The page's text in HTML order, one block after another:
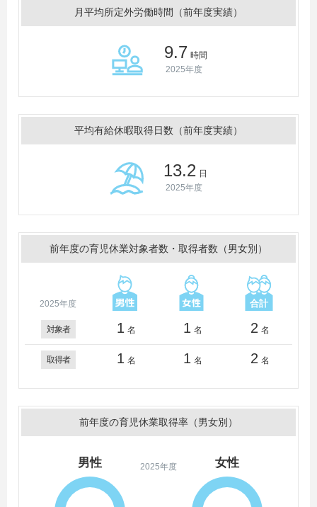
月平均所定外労働時間（前年度実績）
9.7 時間
2025年度
平均有給休暇取得日数（前年度実績）
13.2 日
2025年度
前年度の育児休業対象者数・取得者数（男女別）
2025年度
対象者 1 名 1 名 2 名
取得者 1 名 1 名 2 名
前年度の育児休業取得率（男女別）
2025年度
男性 女性